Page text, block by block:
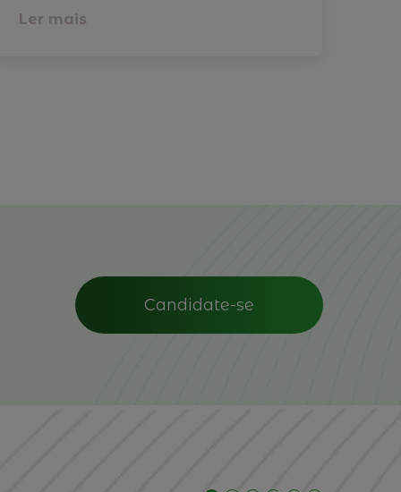
Ler mais
Candidate-se